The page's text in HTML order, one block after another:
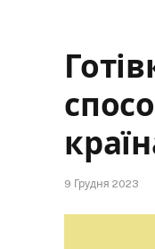
9 Грудня 2023